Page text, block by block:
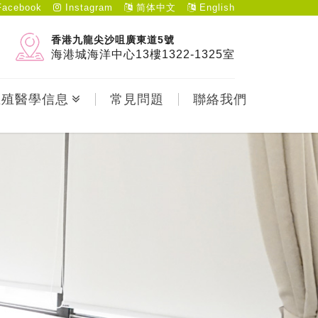
Instagram 简体中文 English
香港九龍尖沙咀廣東道5號
海港城海洋中心13樓1322-1325室
醫學信息 常見問題 聯絡我們